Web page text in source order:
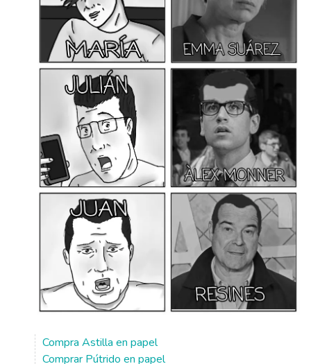
Compra Astilla en papel
Comprar Pútrido en papel